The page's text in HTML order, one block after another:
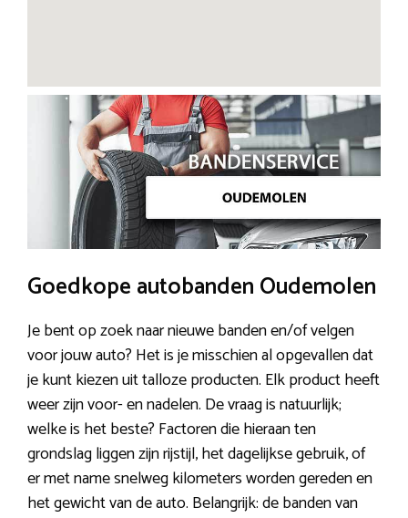
Goedkope autobanden Oudemolen
Je bent op zoek naar nieuwe banden en/of velgen
voor jouw auto? Het is je misschien al opgevallen dat
je kunt kiezen uit talloze producten. Elk product heeft
weer zijn voor- en nadelen. De vraag is natuurlijk;
welke is het beste? Factoren die hieraan ten
grondslag liggen zijn rijstijl, het dagelijkse gebruik, of
er met name snelweg kilometers worden gereden en
het gewicht van de auto. Belangrijk: de banden van